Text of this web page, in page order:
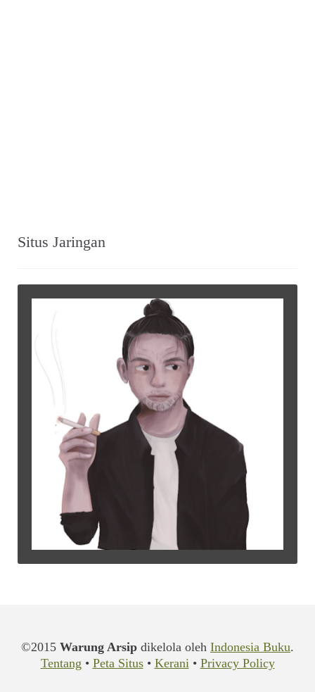
Situs Jaringan
©2015 Warung Arsip dikelola oleh Indonesia Buku.
Tentang • Peta Situs• Kerani• Privacy Policy